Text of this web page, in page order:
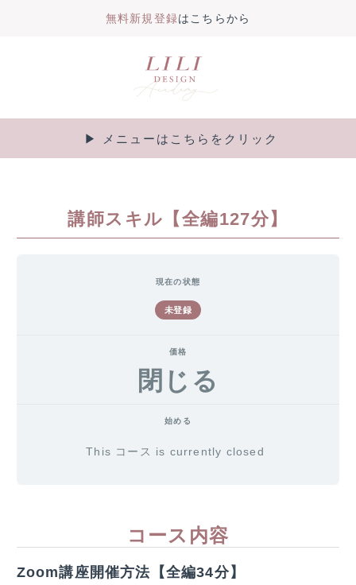
無料新規登録はこちらから
▶︎ メニューはこちらをクリック
講師スキル【全編127分】
現在の状態
未登録
価格
閉じる
始める
This コース is currently closed
コース内容
Zoom講座開催方法【全編34分】